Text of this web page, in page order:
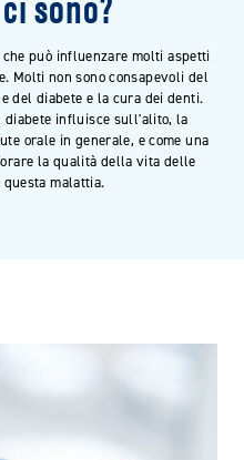
può influenzare molti aspetti
Molti non sono consapevoli del
del diabete e la cura dei denti.
diabete influisce sull'alito, la
orale in generale, e come una
la qualità della vita delle
malattia.